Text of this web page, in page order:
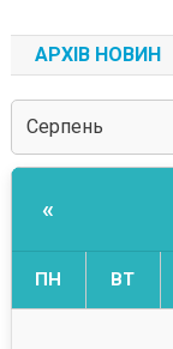
АРХІВ НОВИН
«
ПН ВТ